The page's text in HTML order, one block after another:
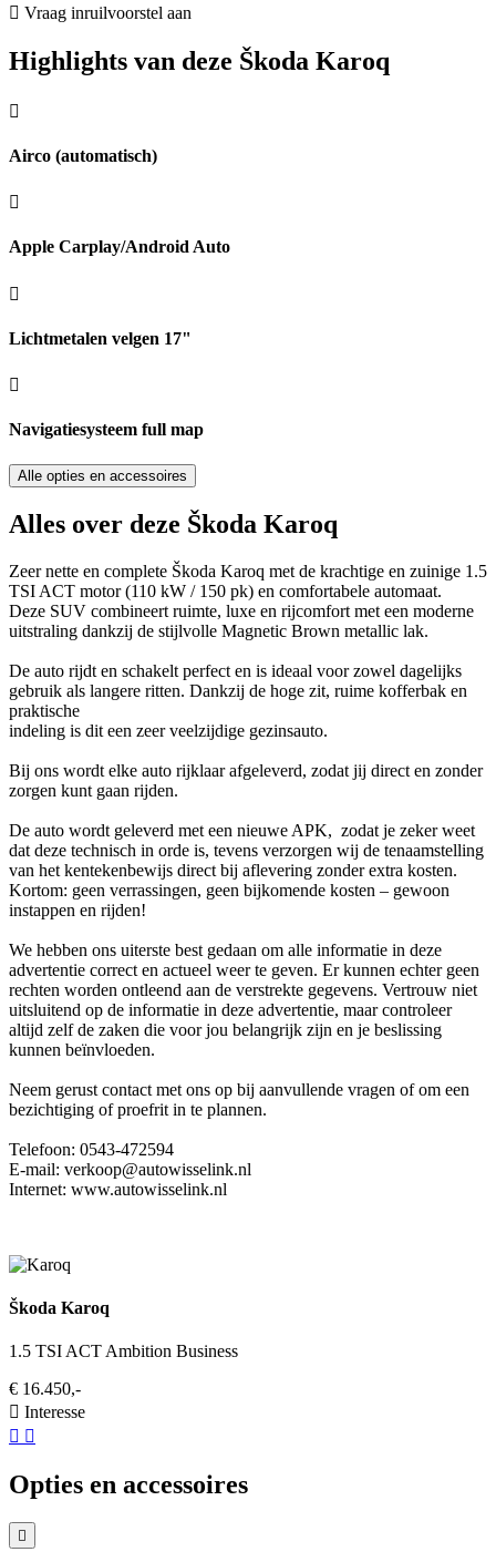
Vraag inruilvoorstel aan
Highlights van deze Škoda Karoq
Airco (automatisch)
Apple Carplay/Android Auto
Lichtmetalen velgen 17"
Navigatiesysteem full map
Alle opties en accessoires
Alles over deze Škoda Karoq
Zeer nette en complete Škoda Karoq met de krachtige en zuinige 1.5
TSI ACT motor (110 kW / 150 pk) en comfortabele automaat.
Deze SUV combineert ruimte, luxe en rijcomfort met een moderne
uitstraling dankzij de stijlvolle Magnetic Brown metallic lak.
De auto rijdt en schakelt perfect en is ideaal voor zowel dagelijks
gebruik als langere ritten. Dankzij de hoge zit, ruime kofferbak en
praktische
indeling is dit een zeer veelzijdige gezinsauto.
Bij ons wordt elke auto rijklaar afgeleverd, zodat jij direct en zonder
zorgen kunt gaan rijden.
De auto wordt geleverd met een nieuwe APK, zodat je zeker weet
dat deze technisch in orde is, tevens verzorgen wij de tenaamstelling
van het kentekenbewijs direct bij aflevering zonder extra kosten.
Kortom: geen verrassingen, geen bijkomende kosten – gewoon
instappen en rijden!
We hebben ons uiterste best gedaan om alle informatie in deze
advertentie correct en actueel weer te geven. Er kunnen echter geen
rechten worden ontleend aan de verstrekte gegevens. Vertrouw niet
uitsluitend op de informatie in deze advertentie, maar controleer
altijd zelf de zaken die voor jou belangrijk zijn en je beslissing
kunnen beïnvloeden.
Neem gerust contact met ons op bij aanvullende vragen of om een
bezichtiging of proefrit in te plannen.
Telefoon: 0543-472594
E-mail: verkoop@autowisselink.nl
Internet: www.autowisselink.nl
Škoda Karoq
1.5 TSI ACT Ambition Business
€ 16.450,-
Interesse
Opties en accessoires